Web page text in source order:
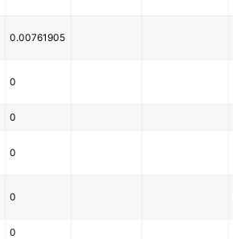
0.00761905
0
0
0
0
0